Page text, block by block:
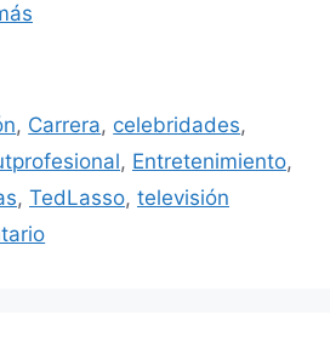
, Carrera, celebridades,
, Entretenimiento,
, TedLasso, televisión